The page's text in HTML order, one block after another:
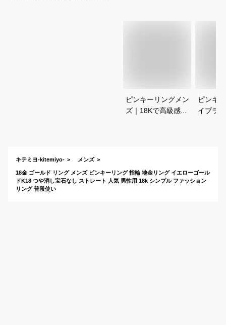
ピンキーリングメン
ズ｜18Kで高級感の
ピンキ
イブラ
キテミヨ-kitemiyo- メンズ
18金 ゴールド リング メンズ ピンキーリング 指輪 地金リング イエローゴール
ドK18 つや消し宝石なし ストレート 人気 男性用 18k シンプル ファッション
リング 普段使い